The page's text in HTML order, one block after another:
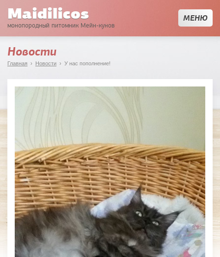
Maidilicos
монопородный питомник Мейн-кунов
Новости
Главная › Новости › У нас пополнение!
МЕНЮ